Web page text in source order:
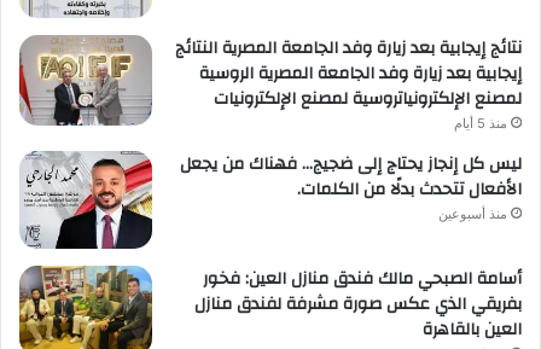
نتائج إيجابية بعد زيارة وفد الجامعة المصرية النتائج
إيجابية بعد زيارة وفد الجامعة المصرية الروسية
لمصنع الإلكترونياتروسية لمصنع الإلكترونيات
منذ 5 أيام
ليس كل إنجاز يحتاج إلى ضجيج… فهناك من يجعل
الأفعال تتحدث بدلًا من الكلمات.
منذ أسبوعين
أسامة الصبحي مالك فندق منازل العين: فخور
بفريقي الذي عكس صورة مشرفة لفندق منازل
العين بالقاهرة